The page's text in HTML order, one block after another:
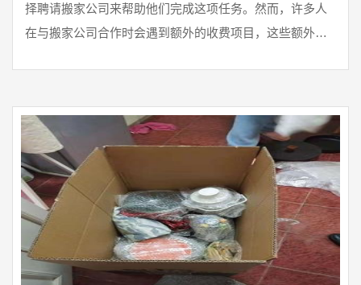
择聘请搬家公司来帮助他们完成这项任务。然而，许多人
在与搬家公司合作时会遇到额外的收费项目，这些额外的
的最常见的额外费用之一。这项费用是指搬家公司在搬运
货物时所收取的费用。一般来说，这项费用是根据搬运的
货物数量和工作难度来计算的。如果你的物品需要在楼梯
上 ...